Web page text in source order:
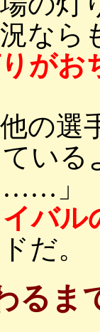
なら
がお
他の
い
……」
バル
だ。
る